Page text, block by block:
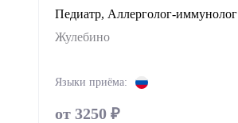
Педиатр, Аллерголог-иммунолог
Жулебино
Языки приёма:
от 3250 ₽